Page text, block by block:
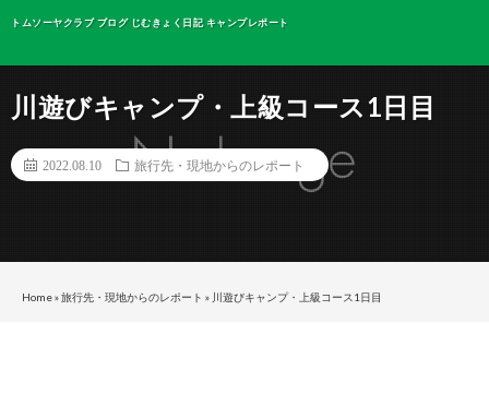
トムソーヤクラブ ブログ じむきょく日記 キャンプレポート
川遊びキャンプ・上級コース1日目
2022.08.10 旅行先・現地からのレポート
Home»旅行先・現地からのレポート » 川遊びキャンプ・上級コース1日目